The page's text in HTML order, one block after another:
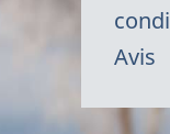
Avis